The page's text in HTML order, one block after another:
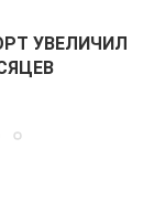
УВЕЛИЧИЛ